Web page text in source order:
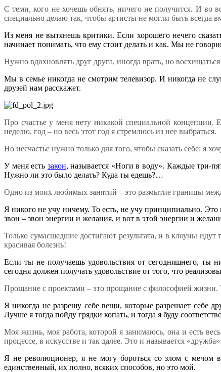
С теми, кого не хочешь обнять, ничего не получится. И во
специально делаю так, чтобы артисты не могли быть всегда
Из меня не вытянешь критики. Если хорошего нечего
начинает понимать, что ему стоит делать и как. Мы не
Нужно вдохновлять друг друга, иногда врать, но
Мы в семье никогда не смотрим телевизор. И никогда не
друзей нам расскажет.
Про счастье у меня нету никакой специальной концепции.
неделю, год – но весь этот год я стремлюсь из нее выбраться.
Но несчастье нужно только для того, чтобы сказать себе: я
У меня есть закон, называется «Ноги в воду». Каждые три-
Нужно ли это было делать? Куда ты едешь?…
Одно из моих любимых занятий – это размытие границы
Я никого не учу ничему. То есть, не учу принципиально. Это
звон – звон энергии и желания, и вот в этой энергии и
Только сумасшедшие достигают результата, и в клоуны
красивая болезнь!
Если ты не получаешь удовольствия от сегодняшнего, ты
сегодня должен получать удовольствие от того, что
Прощание с проектами – это прощание с философией жизни.
Я никогда не разрешу себе вещи, которые разрешает себе
Лучше я тогда пойду грядки копать, и тогда я буду
Моя жизнь, моя работа, которой я занимаюсь, она и есть
процессе, в искусстве и так далее. Это и называется
Я не революционер, я не могу бороться со злом с мечом
единственный, их полно, всяких способов, но это мой.